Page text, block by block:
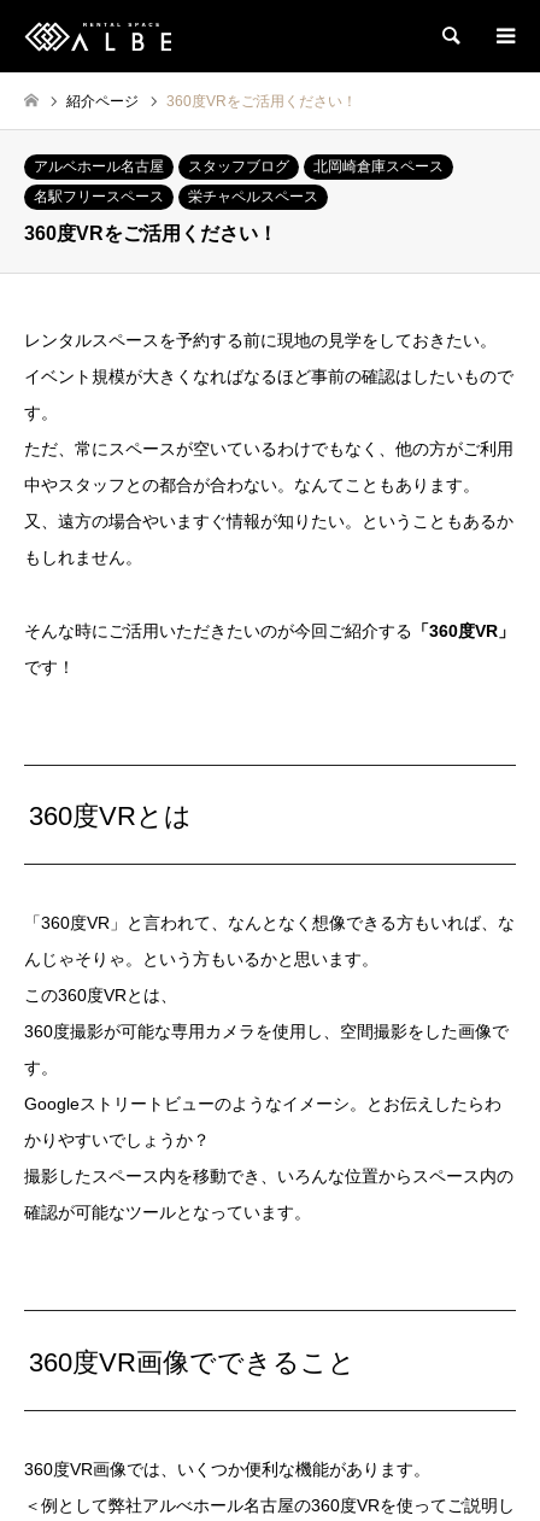
検索
紹介ページ 360度VRをご活用ください！
アルベホール名古屋 スタッフブログ
北岡崎倉庫スペース
名駅フリースペース
栄チャペルスペース
360度VRをご活用ください！
レンタルスペースを予約する前に現地の見学をしておきたい。
イベント規模が大きくなればなるほど事前の確認はしたいもので
す。
ただ、常にスペースが空いているわけでもなく、他の方がご利用
中やスタッフとの都合が合わない。なんてこともあります。
又、遠方の場合やいますぐ情報が知りたい。ということもあるか
もしれません。
そんな時にご活用いただきたいのが今回ご紹介する 「360度VR」
です！
360度VRとは
「360度VR」と言われて、なんとなく想像できる方もいれば、な
んじゃそりゃ。という方もいるかと思います。
この360度VRとは、
360度撮影が可能な専用カメラを使用し、空間撮影をした画像で
す。
Googleストリートビューのようなイメーシ。とお伝えしたらわ
かりやすいでしょうか？
撮影したスペース内を移動でき、いろんな位置からスペース内の
確認が可能なツールとなっています。
360度VR画像でできること
360度VR画像では、いくつか便利な機能があります。
＜例として弊社アルべホール名古屋の360度VRを使ってご説明し